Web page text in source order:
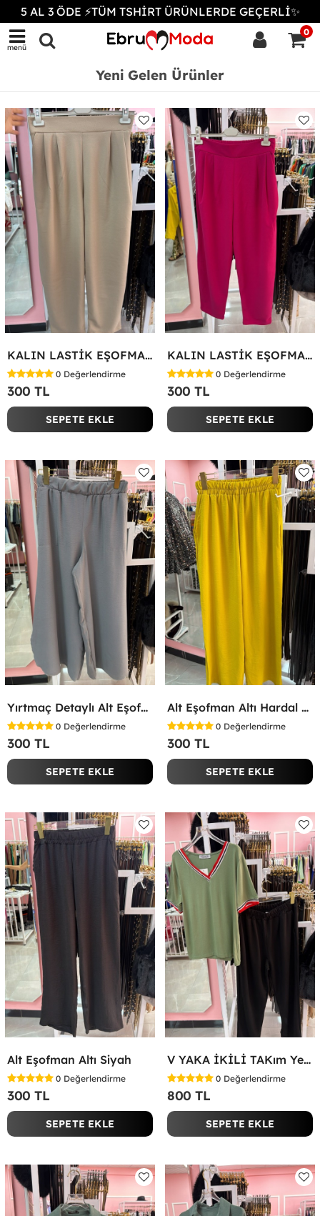
5 AL 3 ÖDE ⚡TÜM TSHİRT ÜRÜNLERDE GEÇERLİ✨
menü
0
Yeni Gelen Ürünler
KALIN LASTİK EŞOFMAN ALTI Bej
0 Değerlendirme
300 TL
SEPETE EKLE
KALIN LASTİK EŞOFMAN ALTI Fuşya
0 Değerlendirme
300 TL
SEPETE EKLE
Yırtmaç Detaylı Alt Eşofman Altı Gri
0 Değerlendirme
300 TL
SEPETE EKLE
Alt Eşofman Altı Hardal Sarısı
0 Değerlendirme
300 TL
SEPETE EKLE
Alt Eşofman Altı Siyah
0 Değerlendirme
300 TL
SEPETE EKLE
V YAKA İKİLİ TAKım Yeşil
0 Değerlendirme
800 TL
SEPETE EKLE